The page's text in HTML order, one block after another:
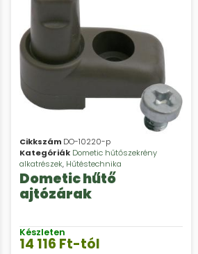
Cikkszám DO-10220-p
Kategóriák Dometic hűtőszekrény
alkatrészek, Hűtéstechnika
Dometic hűtő
ajtózárak
Készleten
14 116 Ft-tól